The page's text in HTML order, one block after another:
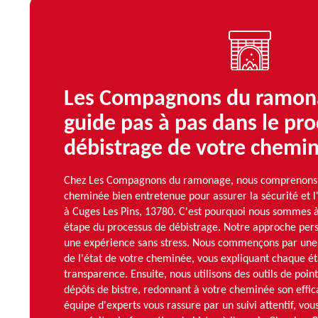
Les Compagnons du
guide pas à pas dans le
débistrage de votre
Chez Les Compagnons du ramonage, nous
cheminée bien entretenue pour assurer la sécurité et
à Cuges Les Pins, 13780. C'est pourquoi nous sommes
étape du processus de débistrage. Notre approche
une expérience sans stress. Nous commençons par
de l'état de votre cheminée, vous expliquant chaque
transparence. Ensuite, nous utilisons des outils de
dépôts de bistre, redonnant à votre cheminée son
équipe d'experts vous rassure par un suivi attentif,